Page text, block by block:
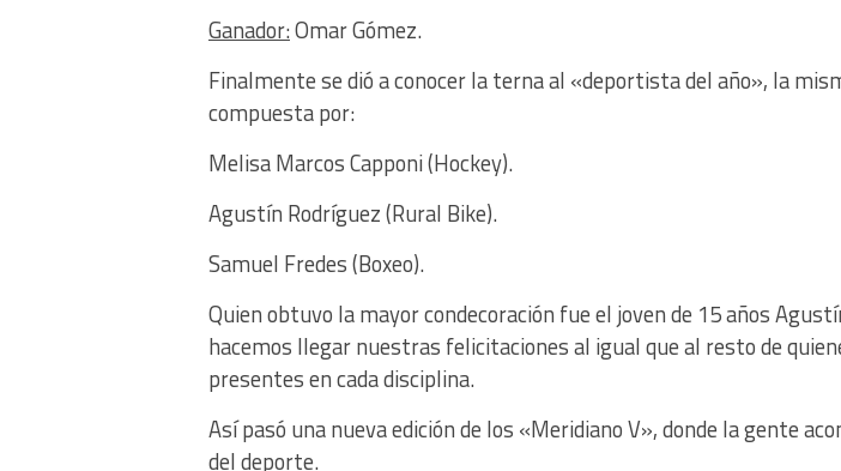
Ganador:Omar Gómez.
Finalmente se dió a conocer la terna al «deportista del año», la
compuesta por:
Melisa Marcos Capponi (Hockey).
Agustín Rodríguez (Rural Bike).
Samuel Fredes (Boxeo).
Quien obtuvo la mayor condecoración fue el joven de 15 años
hacemos llegar nuestras felicitaciones al igual que al resto de
presentes en cada disciplina.
Así pasó una nueva edición de los «Meridiano V», donde la gente
del deporte.